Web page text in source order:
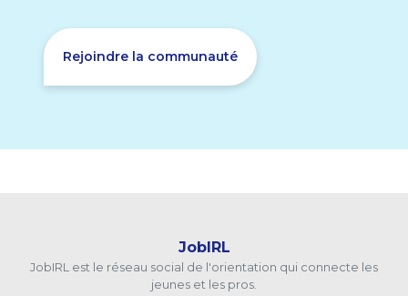
Rejoindre la communauté
JobIRL
JobIRL est le réseau social de l'orientation qui connecte les
jeunes et les pros.